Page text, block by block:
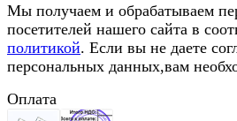
Мы получаем и обрабатываем
посетителей нашего сайта в
политикой. Если вы не даете
персональных данных,вам
Оплата